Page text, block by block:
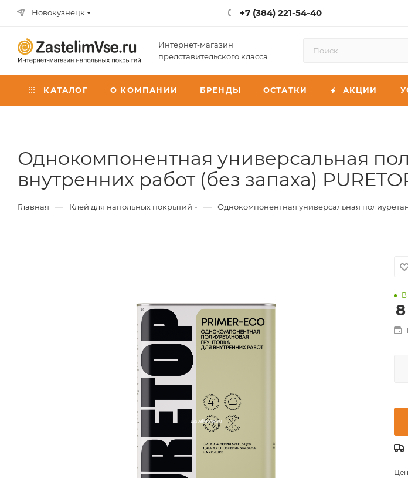
Новокузнецк +7 (384) 221-54-40
Интернет-магазин
представительского класса
КАТАЛОГ О КОМПАНИИ БРЕНДЫ ОСТАТКИ АКЦИИ
Однокомпонентная универсальная
внутренних работ (без запаха)
Главная — Клей для напольных покрытий — Однокомпонентная универсальная
В